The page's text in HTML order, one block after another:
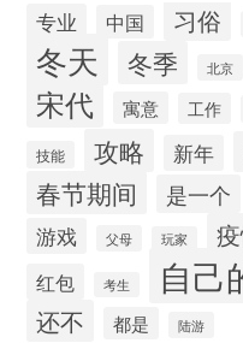
专业 中国 习俗
冬天 冬季 北京
宋代 寓意 工作
技能 攻略 新年
春节期间 是一个
游戏
父母 玩家
红包 考生 自己
还不
都是 陆游